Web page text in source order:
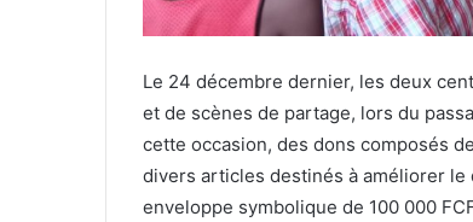
Le 24 décembre dernier, les deux
et de scènes de partage, lors du
cette occasion, des dons composés
divers articles destinés à améliorer le
enveloppe symbolique de 100 000